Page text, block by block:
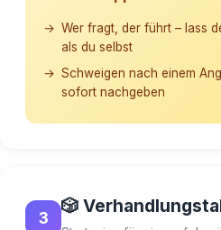
Wer fragt, der führt – lass
als du selbst
Schweigen nach einem
sofort nachgeben
3
🎲